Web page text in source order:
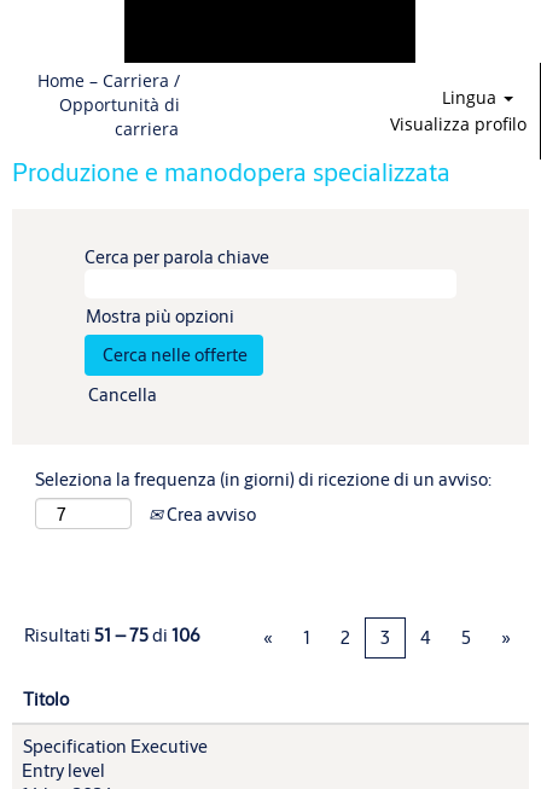
Home – Carriera /
Opportunità di
carriera
Lingua
Visualizza profilo
Produzione e manodopera specializzata
Cerca per parola chiave
Mostra più opzioni
Cancella
Seleziona la frequenza (in giorni) di ricezione di un avviso:
Crea avviso
Risultati 51 – 75di 106 « 1 2 3 4 5 »
Titolo
Specification Executive
Entry level